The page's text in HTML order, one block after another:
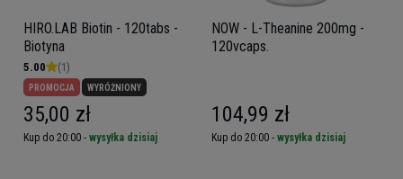
HIRO.LAB Biotin - 120tabs -
Biotyna
5.00 (1)
PROMOCJA WYRÓŻNIONY
35,00 zł
Kup do 20:00 - wysyłka dzisiaj
NOW - L-Theanine 200mg -
120vcaps.
104,99 zł
Kup do 20:00 - wysyłka dzisiaj